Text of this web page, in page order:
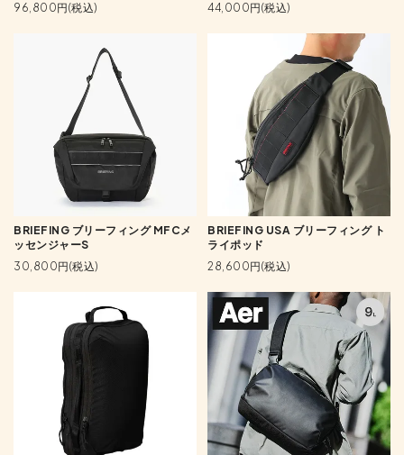
96,800円(税込)
44,000円(税込)
BRIEFING ブリーフィング MFCメ
ッセンジャーS
30,800円(税込)
BRIEFING USA ブリーフィング ト
ライポッド
28,600円(税込)